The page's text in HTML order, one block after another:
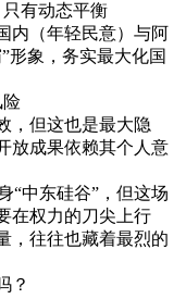
有动态平衡
内（年轻民意）与阿
形象，务实最大化国
险
，但这也是最大隐
放成果依赖其个人意
“中东硅谷”，但这场
在权力的刀尖上行
，往往也藏着最烈的
？